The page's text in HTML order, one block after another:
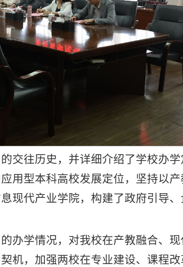
交往历史，并详细介绍了学校办
用型本科高校发展定位，坚持以
现代产业学院，构建了政府引导
办学情况，对我校在产教融合、
机，加强两校在专业建设、课程